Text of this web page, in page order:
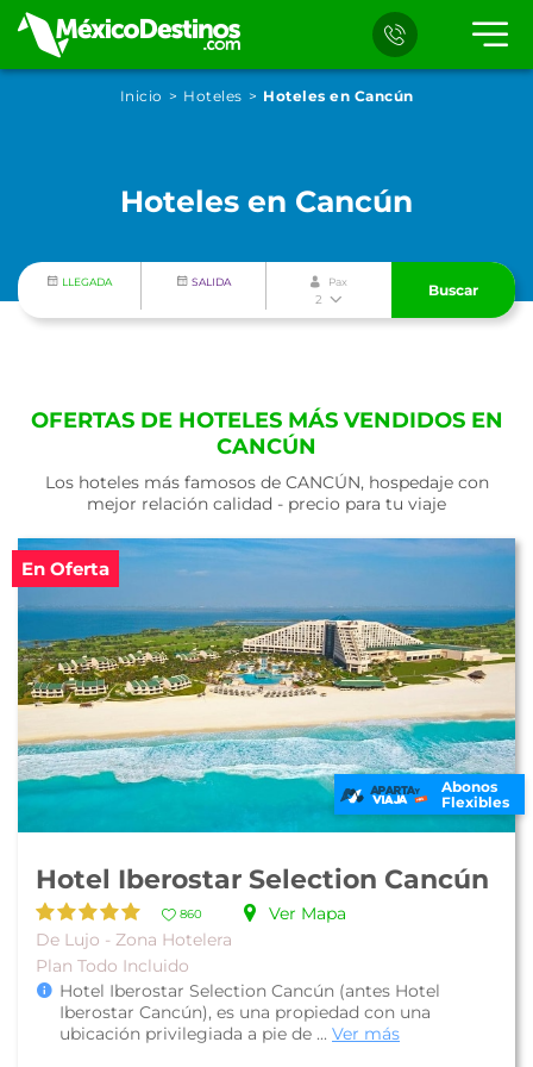
Inicio Hoteles Hoteles en Cancún
Hoteles en Cancún
LLEGADA SALIDA Pax
2
Buscar
OFERTAS DE HOTELES MÁS VENDIDOS EN
CANCÚN
Los hoteles más famosos de CANCÚN, hospedaje con
mejor relación calidad - precio para tu viaje
En Oferta
Abonos
Flexibles
Hotel Iberostar Selection Cancún
860
Ver Mapa
De Lujo - Zona Hotelera
Plan Todo Incluido
Hotel Iberostar Selection Cancún (antes Hotel
Iberostar Cancún), es una propiedad con una
ubicación privilegiada a pie de ... Ver más